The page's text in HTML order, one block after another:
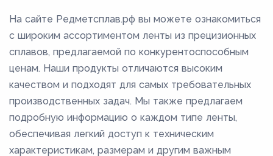
23
230
235
24
25
26
На сайте Редметсплав.рф вы можете ознакомиться
с широким ассортиментом ленты из прецизионных
сплавов, предлагаемой по конкурентоспособным
ценам. Наши продукты отличаются высоким
качеством и подходят для самых требовательных
производственных задач. Мы также предлагаем
подробную информацию о каждом типе ленты,
обеспечивая легкий доступ к техническим
характеристикам, размерам и другим важным